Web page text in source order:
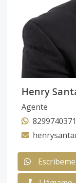
Henry
Agente
8299740371